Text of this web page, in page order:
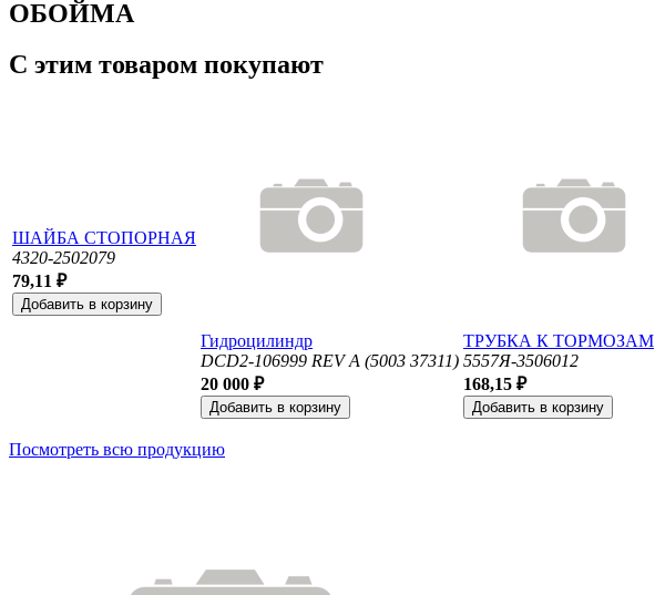
ОБОЙМА
С этим товаром покупают
ШАЙБА СТОПОРНАЯ
4320-2502079
79,11 ₽
Гидроцилиндр
DCD2-106999 REV A (5003 37311)
20 000 ₽
ТРУБКА К ТОРМОЗАМ
5557Я-3506012
168,15 ₽
Посмотреть всю продукцию